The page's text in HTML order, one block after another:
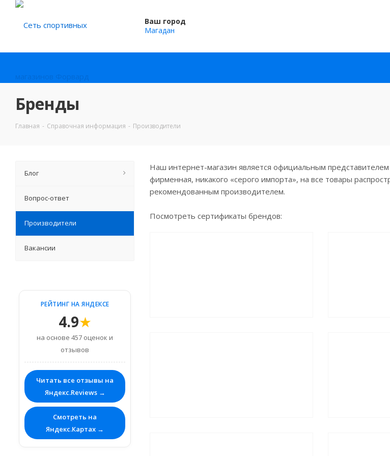
Ваш город
Магадан
Бренды
Главная - Справочная информация - Производители
Наш интернет-магазин является официальным
фирменная, никакого «серого импорта», на все товары
рекомендованным производителем.
Посмотреть сертификаты брендов:
Блог
Вопрос-ответ
Производители
Вакансии
РЕЙТИНГ НА ЯНДЕКСЕ
4.9★
на основе 457 оценок и
отзывов
Читать все отзывы на
Яндекс.Reviews →
Смотреть на
Яндекс.Картах →